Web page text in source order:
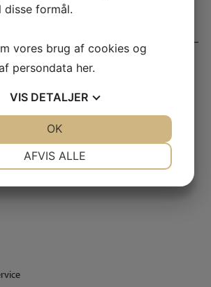
🔧
disse formål.
vores brug af cookies og
persondata her.
VIS DETALJER
AFVIS ALLE
OK